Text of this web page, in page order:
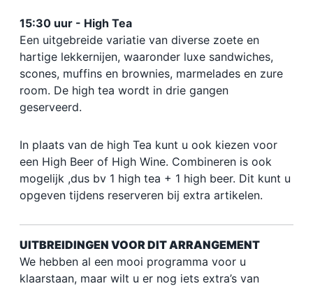
15:30 uur - High Tea
Een uitgebreide variatie van diverse zoete en
hartige lekkernijen, waaronder luxe sandwiches,
scones, muffins en brownies, marmelades en zure
room. De high tea wordt in drie gangen
geserveerd.
In plaats van de high Tea kunt u ook kiezen voor
een High Beer of High Wine. Combineren is ook
mogelijk ,dus bv 1 high tea + 1 high beer. Dit kunt u
opgeven tijdens reserveren bij extra artikelen.
UITBREIDINGEN VOOR DIT ARRANGEMENT
We hebben al een mooi programma voor u
klaarstaan, maar wilt u er nog iets extra’s van